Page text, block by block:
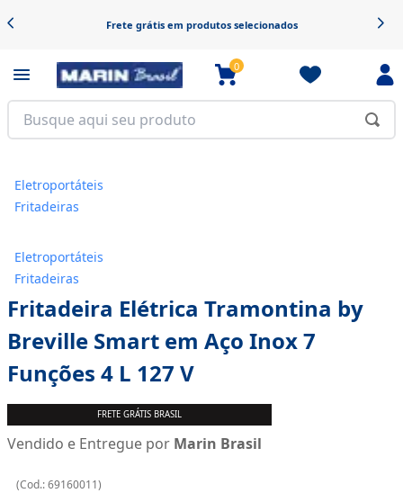
Frete grátis em produtos selecionados
0
Eletroportáteis
Fritadeiras
Eletroportáteis
Fritadeiras
Fritadeira Elétrica Tramontina by
Breville Smart em Aço Inox 7
Funções 4 L 127 V
FRETE GRÁTIS BRASIL
Vendido e Entregue por Marin Brasil
(Cod.:69160011)